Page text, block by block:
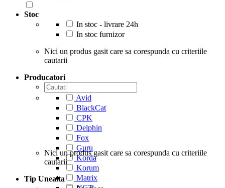
Stoc
In stoc - livrare 24h
In stoc furnizor
Nici un produs gasit care sa corespunda cu criteriile
cautarii
Producatori
Avid
BlackCat
CPK
Delphin
Fox
Guru
Korda
Korum
Matrix
Nici un produs gasit care sa corespunda cu criteriile
cautarii
Tip Unealta